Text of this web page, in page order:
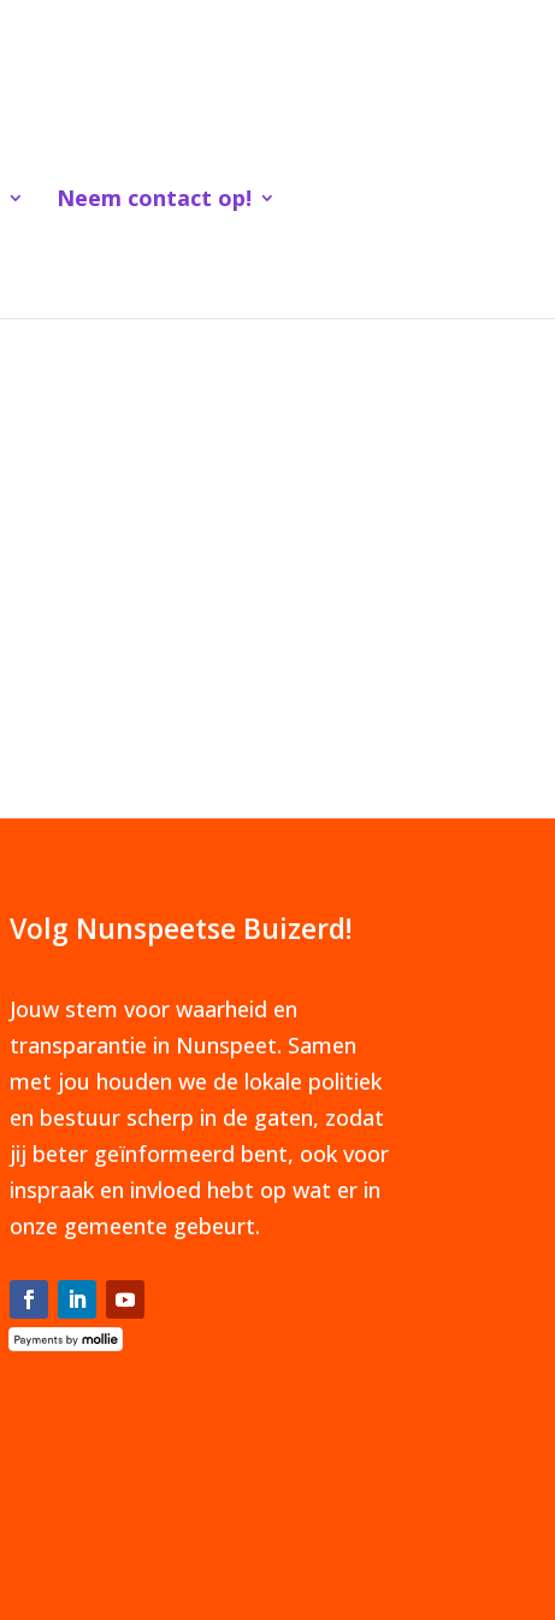
Neem contact op!
Volg Nunspeetse Buizerd!
Jouw stem voor waarheid en
transparantie in Nunspeet. Samen
met jou houden we de lokale politiek
en bestuur scherp in de gaten, zodat
jij beter geïnformeerd bent, ook voor
inspraak en invloed hebt op wat er in
onze gemeente gebeurt.